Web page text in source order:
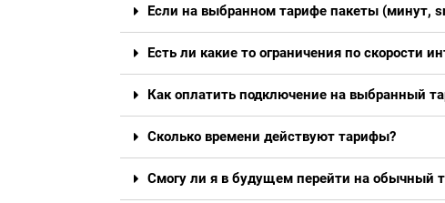
Если на выбранном тарифе пакеты (минут,
Есть ли какие то ограничения по скорости
Как оплатить подключение на выбранный
Сколько времени действуют тарифы?
Смогу ли я в будущем перейти на обычный